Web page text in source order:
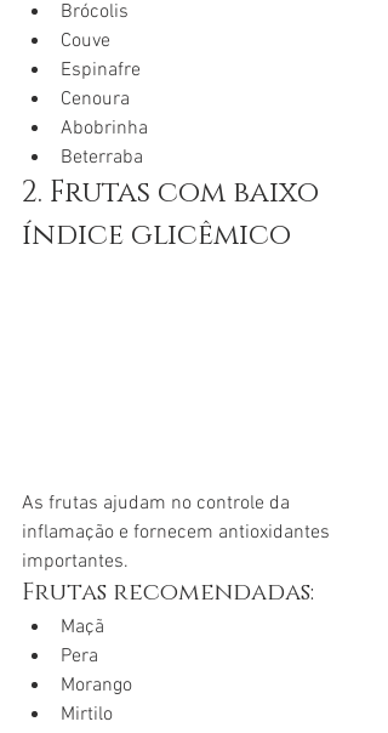
Brócolis
Couve
Espinafre
Cenoura
Abobrinha
Beterraba
2. Frutas com baixo
índice glicêmico
As frutas ajudam no controle da
inflamação e fornecem antioxidantes
importantes.
Frutas recomendadas:
Maçã
Pera
Morango
Mirtilo